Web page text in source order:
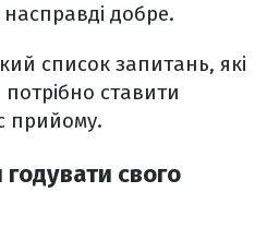
добре.
список запитань, які
ставити
прийому.
свого